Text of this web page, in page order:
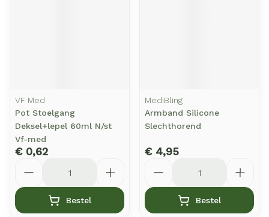
VF Med
Pot Stoelgang
Deksel+lepel 60ml N/st
Vf-med
€ 0,62
Bestel
MediBling
Armband Silicone
Slechthorend
€ 4,95
Bestel